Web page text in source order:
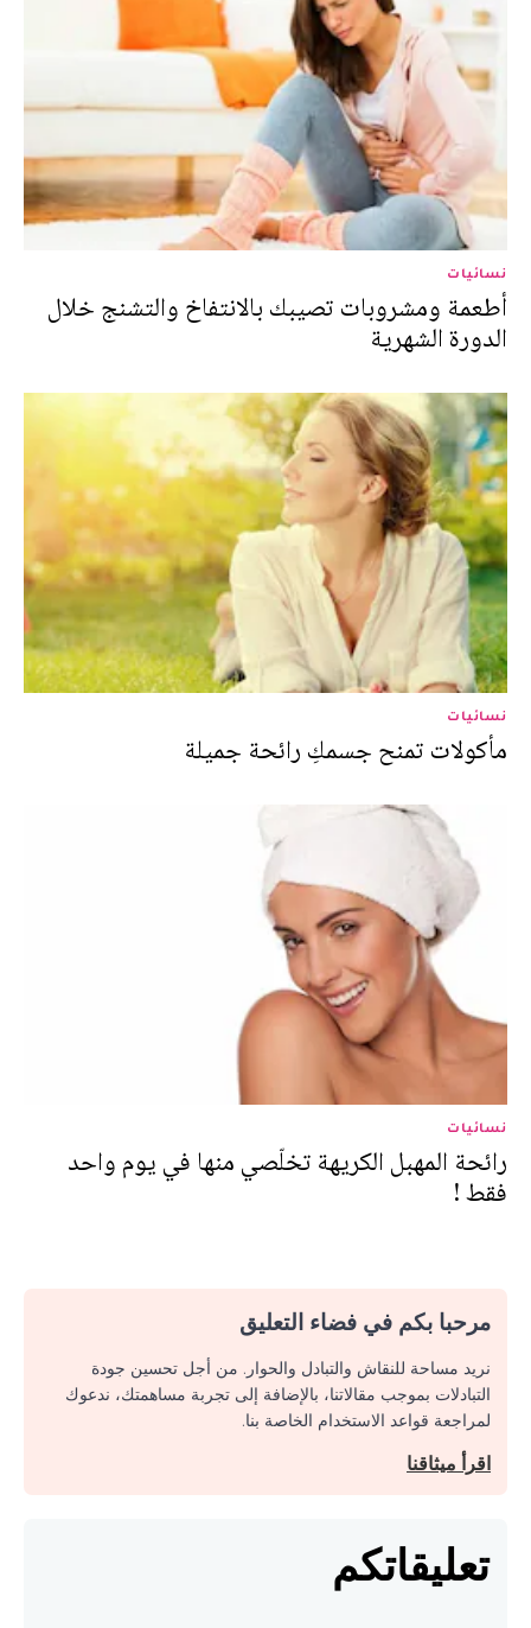
نسائيات
أطعمة ومشروبات تصيبك بالانتفاخ والتشنج خلال
الدورة الشهرية
نسائيات
مأكولات تمنح جسمكِ رائحة جميلة
نسائيات
رائحة المهبل الكريهة تخلّصي منها في يوم واحد
فقط !
مرحبا بكم في فضاء التعليق
نريد مساحة للنقاش والتبادل والحوار. من أجل تحسين جودة
التبادلات بموجب مقالاتنا، بالإضافة إلى تجربة مساهمتك، ندعوك
لمراجعة قواعد الاستخدام الخاصة بنا.
اقرأ ميثاقنا
تعليقاتكم